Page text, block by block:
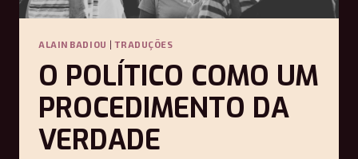
ALAIN BADIOU |TRADUÇÕES
O POLÍTICO COMO UM
PROCEDIMENTO DA
VERDADE